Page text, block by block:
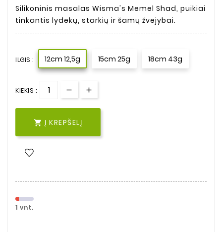
Silikoninis masalas Wisma's Memel Shad, puikiai
tinkantis lydekų, starkių ir šamų žvejybai.
ILGIS : 12cm 12,5g 15cm 25g 18cm 43g
KIEKIS :
 Į KREPŠELĮ
1 vnt.